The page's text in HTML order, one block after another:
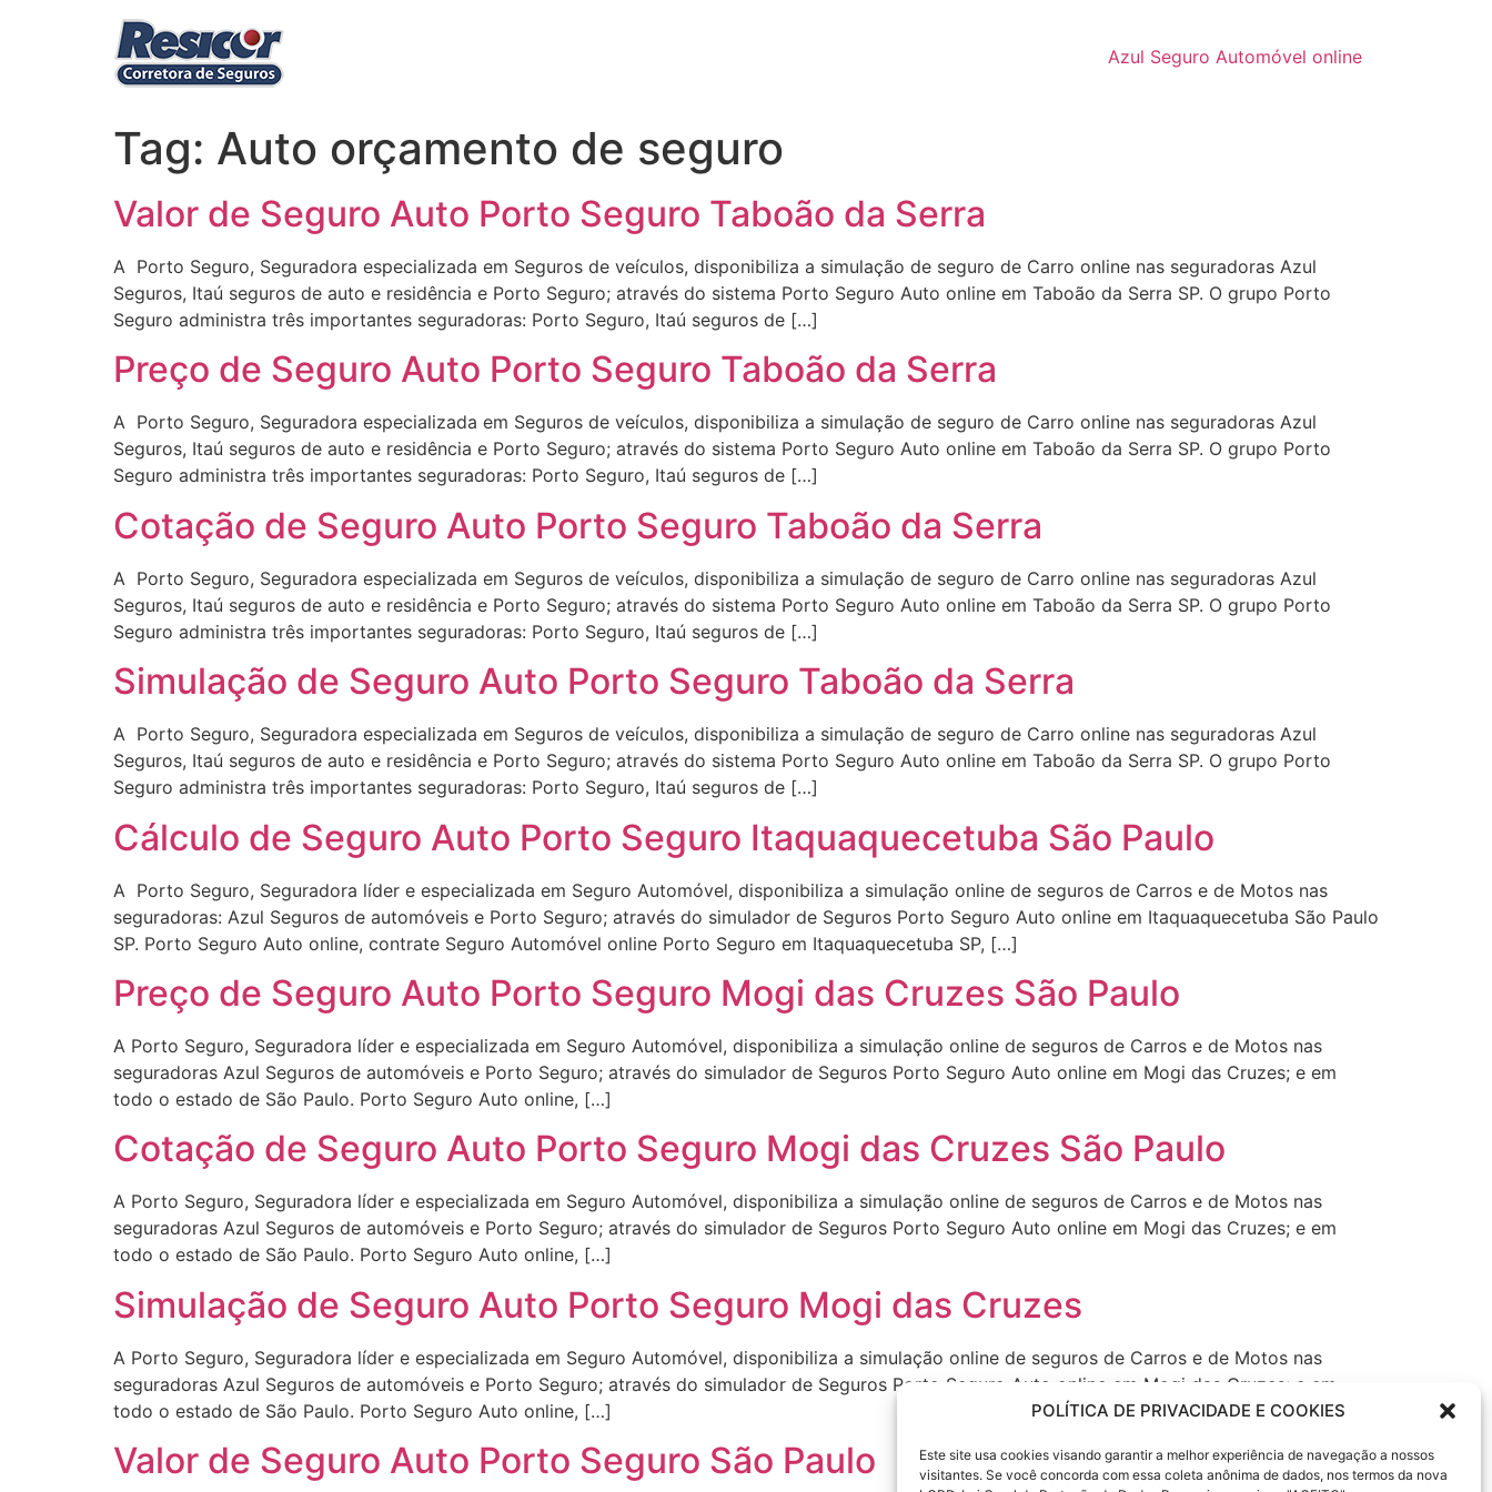
POLÍTICA DE PRIVACIDADE E COOKIES
Este site usa cookies visando garantir a melhor experiência de navegação a nossos
visitantes. Se você concorda com essa coleta anônima de dados, nos termos da nova
Azul Seguro Automóvel online
Tag: Auto orçamento de seguro
Valor de Seguro Auto Porto Seguro Taboão da Serra
A Porto Seguro, Seguradora especializada em Seguros de veículos, disponibiliza a simulação de seguro de Carro online nas seguradoras Azul
Seguros, Itaú seguros de auto e residência e Porto Seguro; através do sistema Porto Seguro Auto online em Taboão da Serra SP. O grupo Porto
Seguro administra três importantes seguradoras: Porto Seguro, Itaú seguros de […]
Preço de Seguro Auto Porto Seguro Taboão da Serra
A Porto Seguro, Seguradora especializada em Seguros de veículos, disponibiliza a simulação de seguro de Carro online nas seguradoras Azul
Seguros, Itaú seguros de auto e residência e Porto Seguro; através do sistema Porto Seguro Auto online em Taboão da Serra SP. O grupo Porto
Seguro administra três importantes seguradoras: Porto Seguro, Itaú seguros de […]
Cotação de Seguro Auto Porto Seguro Taboão da Serra
A Porto Seguro, Seguradora especializada em Seguros de veículos, disponibiliza a simulação de seguro de Carro online nas seguradoras Azul
Seguros, Itaú seguros de auto e residência e Porto Seguro; através do sistema Porto Seguro Auto online em Taboão da Serra SP. O grupo Porto
Seguro administra três importantes seguradoras: Porto Seguro, Itaú seguros de […]
Simulação de Seguro Auto Porto Seguro Taboão da Serra
A Porto Seguro, Seguradora especializada em Seguros de veículos, disponibiliza a simulação de seguro de Carro online nas seguradoras Azul
Seguros, Itaú seguros de auto e residência e Porto Seguro; através do sistema Porto Seguro Auto online em Taboão da Serra SP. O grupo Porto
Seguro administra três importantes seguradoras: Porto Seguro, Itaú seguros de […]
Cálculo de Seguro Auto Porto Seguro Itaquaquecetuba São Paulo
A Porto Seguro, Seguradora líder e especializada em Seguro Automóvel, disponibiliza a simulação online de seguros de Carros e de Motos nas
seguradoras: Azul Seguros de automóveis e Porto Seguro; através do simulador de Seguros Porto Seguro Auto online em Itaquaquecetuba São Paulo
SP. Porto Seguro Auto online, contrate Seguro Automóvel online Porto Seguro em Itaquaquecetuba SP, […]
Preço de Seguro Auto Porto Seguro Mogi das Cruzes São Paulo
A Porto Seguro, Seguradora líder e especializada em Seguro Automóvel, disponibiliza a simulação online de seguros de Carros e de Motos nas
seguradoras Azul Seguros de automóveis e Porto Seguro; através do simulador de Seguros Porto Seguro Auto online em Mogi das Cruzes; e em
todo o estado de São Paulo. Porto Seguro Auto online, […]
Cotação de Seguro Auto Porto Seguro Mogi das Cruzes São Paulo
A Porto Seguro, Seguradora líder e especializada em Seguro Automóvel, disponibiliza a simulação online de seguros de Carros e de Motos nas
seguradoras Azul Seguros de automóveis e Porto Seguro; através do simulador de Seguros Porto Seguro Auto online em Mogi das Cruzes; e em
todo o estado de São Paulo. Porto Seguro Auto online, […]
Simulação de Seguro Auto Porto Seguro Mogi das Cruzes
A Porto Seguro, Seguradora líder e especializada em Seguro Automóvel, disponibiliza a simulação online de seguros de Carros e de Motos nas
seguradoras Azul Seguros de automóveis e Porto Seguro; através do simulador de Seguros Porto Seguro Auto online em Mogi das Cruzes; e em
todo o estado de São Paulo. Porto Seguro Auto online, […]
Valor de Seguro Auto Porto Seguro São Paulo